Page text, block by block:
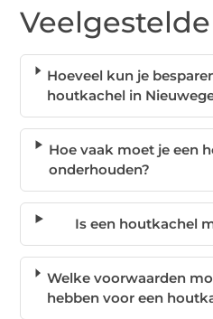
Hoeveel kun je
houtkachel in
Hoe vaak moet je een
onderhouden?
Is een houtkachel
Welke voorwaarden
hebben voor een